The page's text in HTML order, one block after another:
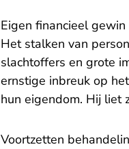
Eigen financieel gewin
Het stalken van
slachtoffers en grote
ernstige inbreuk op
hun eigendom. Hij liet
Voortzetten